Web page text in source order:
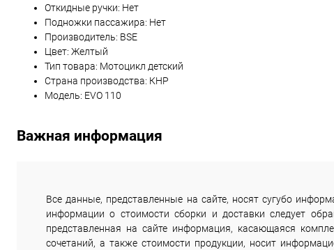
Откидные ручки: Нет
Подножки пассажира: Нет
Производитель: BSE
Цвет: Желтый
Тип товара: Мотоцикл детский
Страна производства: КНР
Модель: EVO 110
Важная информация
Все данные, представленные на сайте, носят сугубо
информации о стоимости сборки и доставки следует
представленная на сайте информация, касающаяся
сочетаний, а также стоимости продукции, носит